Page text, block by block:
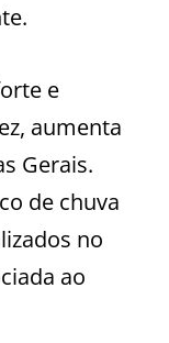
e
aumenta
Gerais.
de chuva
no
ao